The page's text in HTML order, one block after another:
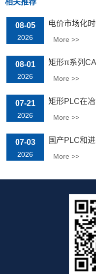
08-05
2026
电价市场化
More >>
08-01
2026
矩形π系列
More >>
07-21
2026
矩形PLC在
More >>
07-03
2026
国产PLC和
More >>